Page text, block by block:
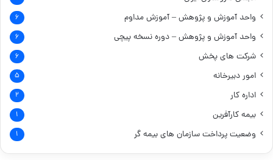
واحد آموزش و پژوهش – آموزش مداوم ۶
واحد آموزش و پژوهش – دوره نسخه پیچی ۶
شرکت های پخش ۶
امور دبیرخانه ۵
اداره کار ۲
بیمه کارآفرین ۱
وضعیت پرداخت سازمان های بیمه گر ۱